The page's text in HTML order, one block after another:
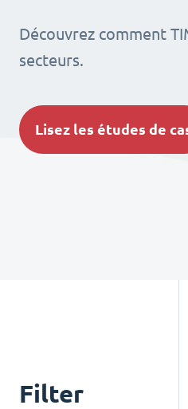
Découvrez comment
secteurs.
Lisez les études de
Filter